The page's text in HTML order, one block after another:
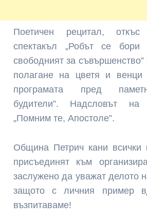
Поетичен рецитал,
спектакъл „Робът се
свободният за съвършенство”
полагане на цветя и
програмата пред
будители”. Надсловът
„Помним те, Апостоле”.
Община Петрич кани всички
присъединят към
заслужено да уважат делото
защото с личния пример
възпитаваме!